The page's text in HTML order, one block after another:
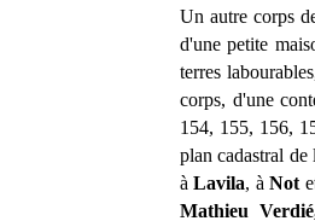
Un autre corps
d'une petite
terres
corps, d'une
154, 155, 156,
plan cadastral de
àLavila, àNot
Mathieu